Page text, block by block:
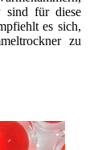
sind für diese
es sich,
zu